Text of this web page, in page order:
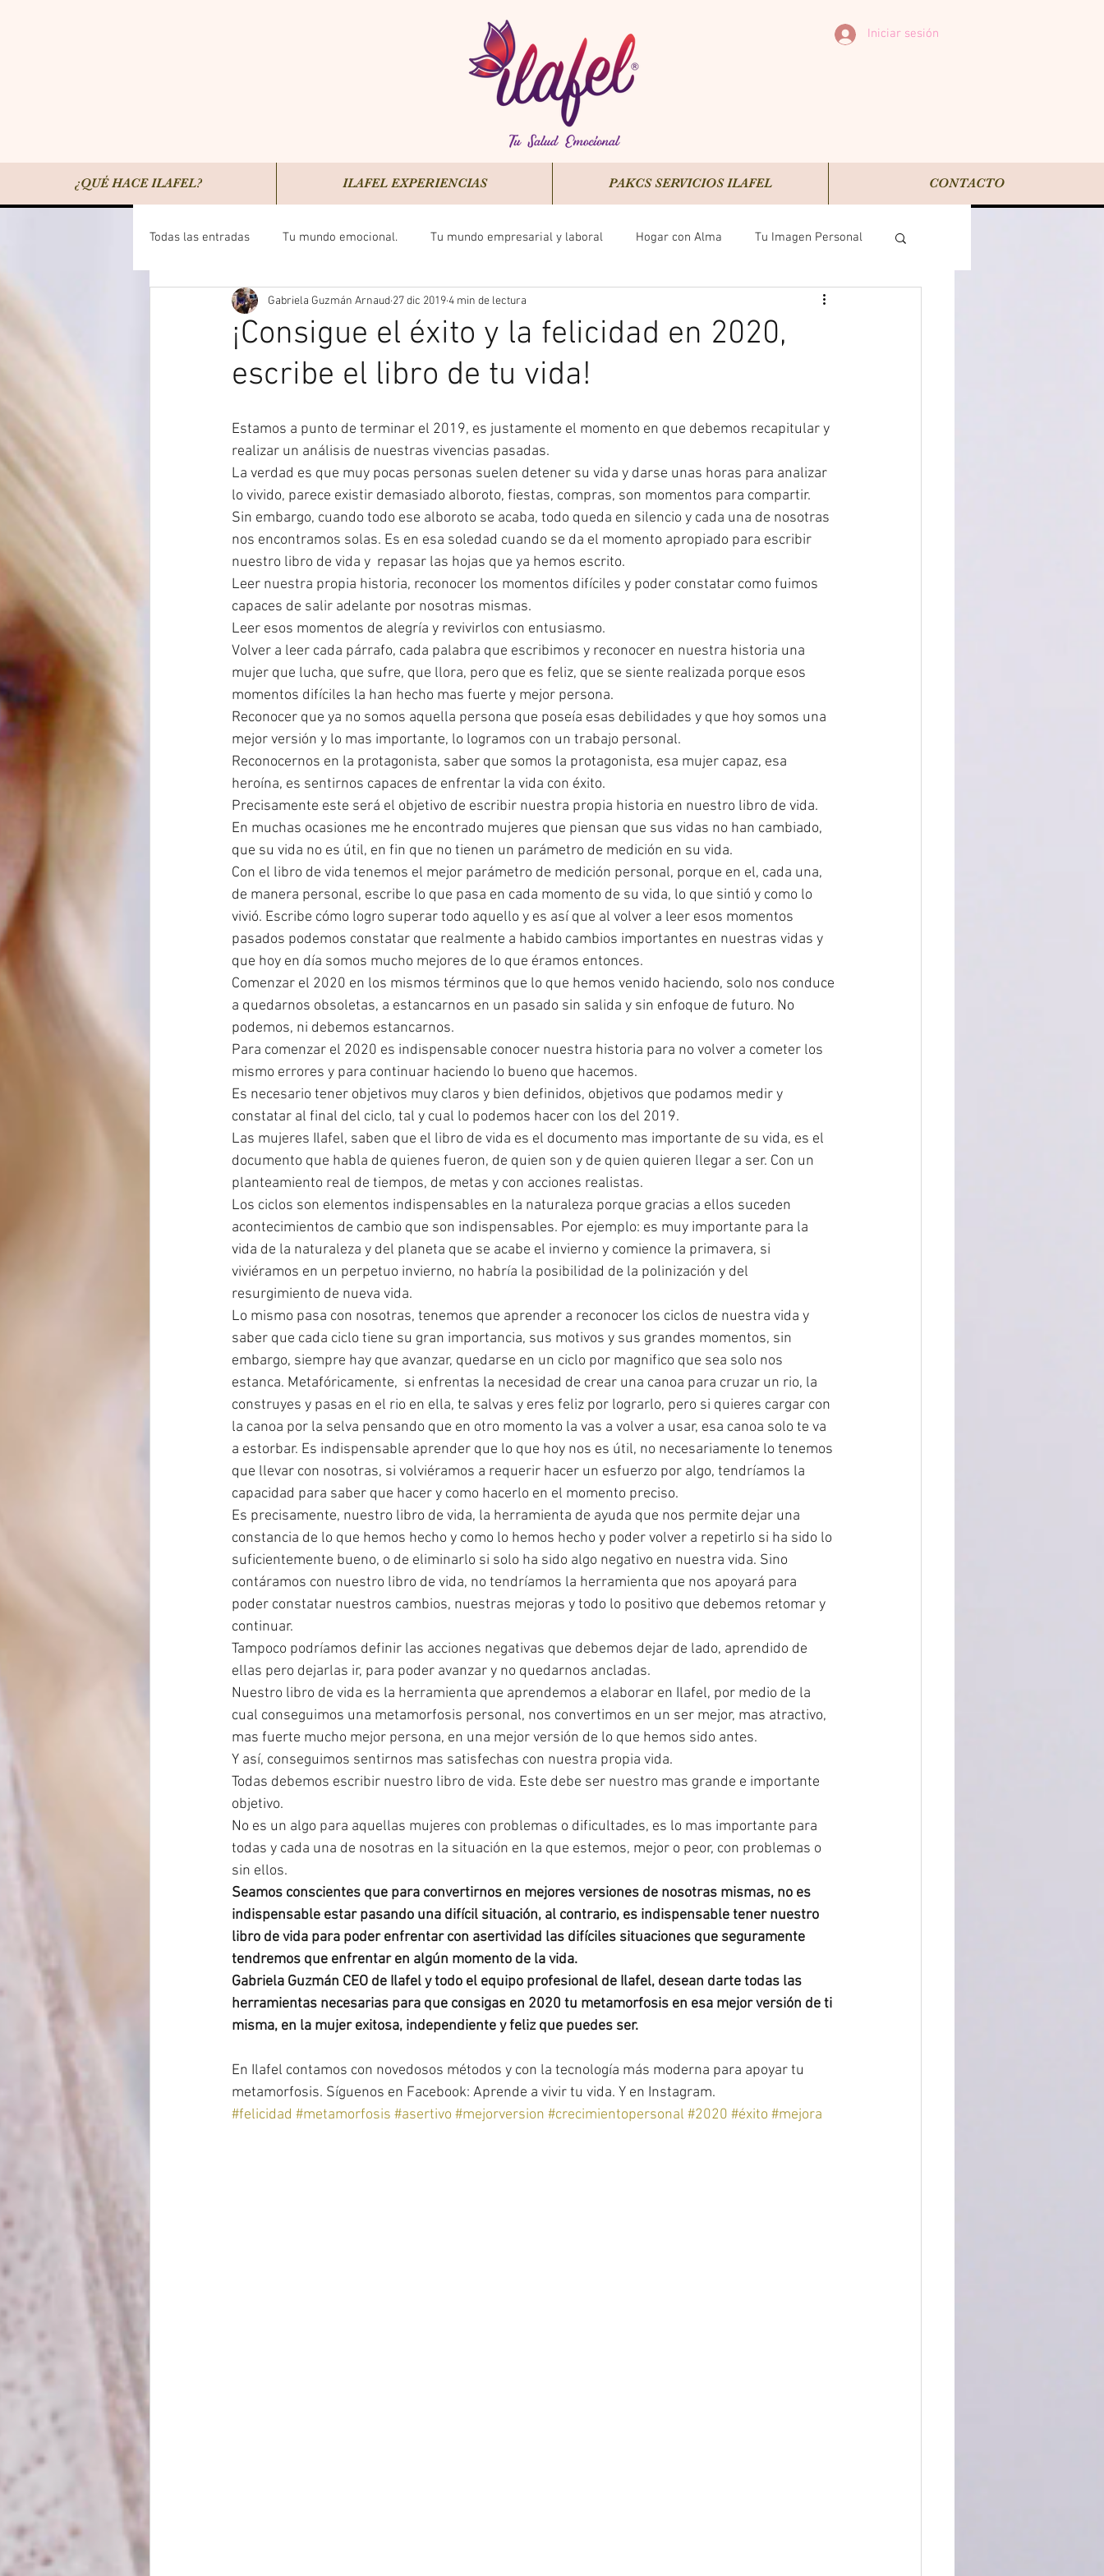
Iniciar sesión
¿QUÉ HACE ILAFEL? ILAFEL EXPERIENCIAS PAKCS SERVICIOS ILAFEL CONTACTO
Todas las entradas Tu mundo emocional. Tu mundo empresarial y laboral Hogar con Alma Tu Imagen Personal
Ciencia de la Felicidad PAS neurociencia
¡Consigue el éxito y la felicidad en 2020,
escribe el libro de tu vida!
Gabriela Guzmán Arnaud 27 dic 20194 min de lectura
Estamos a punto de terminar el 2019, es justamente el momento en que debemos recapitular y
realizar un análisis de nuestras vivencias pasadas.
La verdad es que muy pocas personas suelen detener su vida y darse unas horas para analizar
lo vivido, parece existir demasiado alboroto, fiestas, compras, son momentos para compartir.
Sin embargo, cuando todo ese alboroto se acaba, todo queda en silencio y cada una de nosotras
nos encontramos solas. Es en esa soledad cuando se da el momento apropiado para escribir
nuestro libro de vida y  repasar las hojas que ya hemos escrito.
Leer nuestra propia historia, reconocer los momentos difíciles y poder constatar como fuimos
capaces de salir adelante por nosotras mismas.
Leer esos momentos de alegría y revivirlos con entusiasmo.
Volver a leer cada párrafo, cada palabra que escribimos y reconocer en nuestra historia una
mujer que lucha, que sufre, que llora, pero que es feliz, que se siente realizada porque esos
momentos difíciles la han hecho mas fuerte y mejor persona.
Reconocer que ya no somos aquella persona que poseía esas debilidades y que hoy somos una
mejor versión y lo mas importante, lo logramos con un trabajo personal.
Reconocernos en la protagonista, saber que somos la protagonista, esa mujer capaz, esa
heroína, es sentirnos capaces de enfrentar la vida con éxito.
Precisamente este será el objetivo de escribir nuestra propia historia en nuestro libro de vida.
En muchas ocasiones me he encontrado mujeres que piensan que sus vidas no han cambiado,
que su vida no es útil, en fin que no tienen un parámetro de medición en su vida.
Con el libro de vida tenemos el mejor parámetro de medición personal, porque en el, cada una,
de manera personal, escribe lo que pasa en cada momento de su vida, lo que sintió y como lo
vivió. Escribe cómo logro superar todo aquello y es así que al volver a leer esos momentos
pasados podemos constatar que realmente a habido cambios importantes en nuestras vidas y
que hoy en día somos mucho mejores de lo que éramos entonces.
Comenzar el 2020 en los mismos términos que lo que hemos venido haciendo, solo nos conduce
a quedarnos obsoletas, a estancarnos en un pasado sin salida y sin enfoque de futuro. No
podemos, ni debemos estancarnos.
Para comenzar el 2020 es indispensable conocer nuestra historia para no volver a cometer los
mismo errores y para continuar haciendo lo bueno que hacemos.
Es necesario tener objetivos muy claros y bien definidos, objetivos que podamos medir y
constatar al final del ciclo, tal y cual lo podemos hacer con los del 2019.
Las mujeres Ilafel, saben que el libro de vida es el documento mas importante de su vida, es el
documento que habla de quienes fueron, de quien son y de quien quieren llegar a ser. Con un
planteamiento real de tiempos, de metas y con acciones realistas.
Los ciclos son elementos indispensables en la naturaleza porque gracias a ellos suceden
acontecimientos de cambio que son indispensables. Por ejemplo: es muy importante para la
vida de la naturaleza y del planeta que se acabe el invierno y comience la primavera, si
viviéramos en un perpetuo invierno, no habría la posibilidad de la polinización y del
resurgimiento de nueva vida.
Lo mismo pasa con nosotras, tenemos que aprender a reconocer los ciclos de nuestra vida y
saber que cada ciclo tiene su gran importancia, sus motivos y sus grandes momentos, sin
embargo, siempre hay que avanzar, quedarse en un ciclo por magnifico que sea solo nos
estanca. Metafóricamente,  si enfrentas la necesidad de crear una canoa para cruzar un rio, la
construyes y pasas en el rio en ella, te salvas y eres feliz por lograrlo, pero si quieres cargar con
la canoa por la selva pensando que en otro momento la vas a volver a usar, esa canoa solo te va
a estorbar. Es indispensable aprender que lo que hoy nos es útil, no necesariamente lo tenemos
que llevar con nosotras, si volviéramos a requerir hacer un esfuerzo por algo, tendríamos la
capacidad para saber que hacer y como hacerlo en el momento preciso.
Es precisamente, nuestro libro de vida, la herramienta de ayuda que nos permite dejar una
constancia de lo que hemos hecho y como lo hemos hecho y poder volver a repetirlo si ha sido lo
suficientemente bueno, o de eliminarlo si solo ha sido algo negativo en nuestra vida. Sino
contáramos con nuestro libro de vida, no tendríamos la herramienta que nos apoyará para
poder constatar nuestros cambios, nuestras mejoras y todo lo positivo que debemos retomar y
continuar.
Tampoco podríamos definir las acciones negativas que debemos dejar de lado, aprendido de
ellas pero dejarlas ir, para poder avanzar y no quedarnos ancladas.
Nuestro libro de vida es la herramienta que aprendemos a elaborar en Ilafel, por medio de la
cual conseguimos una metamorfosis personal, nos convertimos en un ser mejor, mas atractivo,
mas fuerte mucho mejor persona, en una mejor versión de lo que hemos sido antes.
Y así, conseguimos sentirnos mas satisfechas con nuestra propia vida.
Todas debemos escribir nuestro libro de vida. Este debe ser nuestro mas grande e importante
objetivo.
No es un algo para aquellas mujeres con problemas o dificultades, es lo mas importante para
todas y cada una de nosotras en la situación en la que estemos, mejor o peor, con problemas o
sin ellos.
Seamos conscientes que para convertirnos en mejores versiones de nosotras mismas, no es
indispensable estar pasando una difícil situación, al contrario, es indispensable tener nuestro
libro de vida para poder enfrentar con asertividad las difíciles situaciones que seguramente
tendremos que enfrentar en algún momento de la vida.
Gabriela Guzmán CEO de Ilafel y todo el equipo profesional de Ilafel, desean darte todas las
herramientas necesarias para que consigas en 2020 tu metamorfosis en esa mejor versión de ti
misma, en la mujer exitosa, independiente y feliz que puedes ser.
En Ilafel contamos con novedosos métodos y con la tecnología más moderna para apoyar tu
metamorfosis. Síguenos en Facebook: Aprende a vivir tu vida. Y en Instagram.
#felicidad #metamorfosis #asertivo #mejorversion #crecimientopersonal #2020 #éxito #mejora